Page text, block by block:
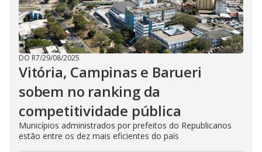
DO R7/29/08/2025
Vitória, Campinas e Barueri
sobem no ranking da
competitividade pública
Municípios administrados por prefeitos do Republicanos
estão entre os dez mais eficientes do país